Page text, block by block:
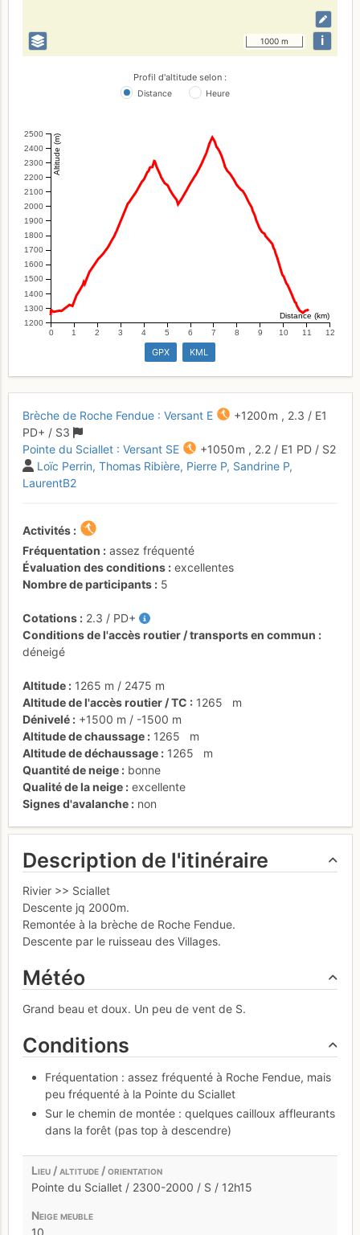
1000 m i
Profil d'altitude selon :
Distance Heure
1200
1300
1400
1500
1600
1700
1800
1900
2000
2100
2200
2300
2400
2500 Altitude (m)
0 1 2 3 4 5 6 7 8 9 10 11 12
Distance (km)
GPX KML
Brèche de Roche Fendue : Versant E +1200 m , 2.3 / E1
PD+ / S3
Pointe du Sciallet : Versant SE
+1050 m , 2.2 / E1 PD / S2
Loïc Perrin Thomas Ribière Pierre P Sandrine P
LaurentB2
Activités
Fréquentation
assez fréquenté
Évaluation des conditions
excellentes
Nombre de participants
5
Cotations 2.3 / PD+
Conditions de l'accès routier / transports en commun
déneigé
Altitude 1265 m / 2475 m
Altitude de l'accès routier / TC
1265
m
Dénivelé
+1500 m / -1500 m
Altitude de chaussage
1265
m
Altitude de déchaussage
1265
m
Quantité de neige
bonne
Qualité de la neige
excellente
Signes d'avalanche
non
Description de l'itinéraire
Rivier >> Sciallet
Descente jq 2000m.
Remontée à la brèche de Roche Fendue.
Descente par le ruisseau des Villages.
Météo
Grand beau et doux. Un peu de vent de S.
Conditions
Fréquentation : assez fréquenté à Roche Fendue, mais
peu fréquenté à la Pointe du Sciallet
Sur le chemin de montée : quelques cailloux affleurants
dans la forêt (pas top à descendre)
Pointe du Sciallet / 2300-2000 / S / 12h15